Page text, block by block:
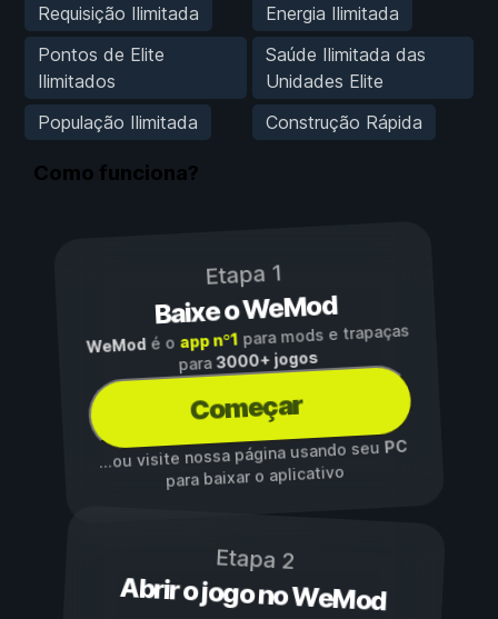
Requisição Ilimitada
Energia Ilimitada
Pontos de Elite
Ilimitados
Saúde Ilimitada das
Unidades Elite
População Ilimitada
Construção Rápida
Como funciona?
Etapa 1
Baixe o WeMod
WeModé o app nº1para mods e trapaças
para3000+ jogos
Começar
...ou visite nossa página usando seuPC
para baixar o aplicativo
Etapa 2
Abrir o jogo no WeMod